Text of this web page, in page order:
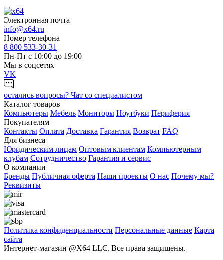
Электронная почта
info@x64.ru
Номер телефона
8 800 533-30-31
Пн-Пт с 10:00 до 19:00
Мы в соцсетях
VK
остались вопросы? Чат со специалистом
Каталог товаров
Компьютеры Мебель Мониторы Ноутбуки Периферия
Покупателям
Контакты Оплата Доставка Гарантия Возврат FAQ
Для бизнеса
Юридическим лицам Оптовым клиентам Компьютерным
клубам Сотрудничество Гарантия и сервис
О компании
Бренды Публичная оферта Наши проекты О нас Почему мы?
Реквизиты
Политика конфиденциальности Персональные дaнные Карта
сайта
Интернет-магазин @X64 LLC. Все права защищены.